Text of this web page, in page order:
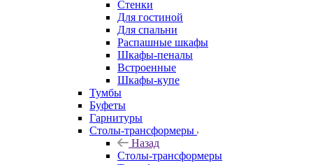
Стенки
Для гостиной
Для спальни
Распашные шкафы
Шкафы-пеналы
Встроенные
Шкафы-купе
Тумбы
Буфеты
Гарнитуры
Столы-трансформеры
Назад
Столы-трансформеры